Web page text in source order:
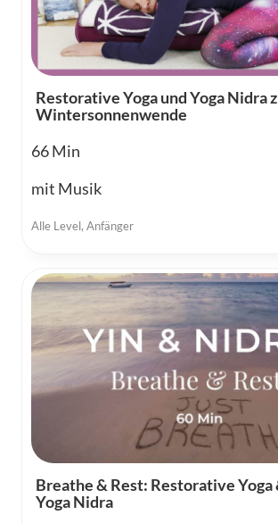
Restorative Yoga und Yoga Nidra
Wintersonnenwende
66
mit Musik
Alle Level, Anfänger
Breathe & Rest: Restorative Yoga
Yoga Nidra